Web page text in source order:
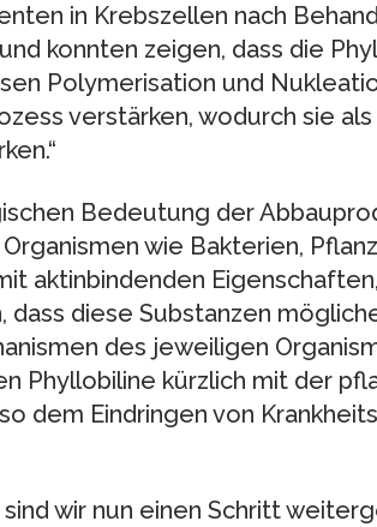
in Krebszellen nach
konnten zeigen, dass die
Polymerisation und
verstärken, wodurch sie
Bedeutung der
wie Bakterien,
aktinbindenden
dass diese Substanzen
des jeweiligen
Phyllobiline kürzlich mit der
dem Eindringen von
wir nun einen Schritt